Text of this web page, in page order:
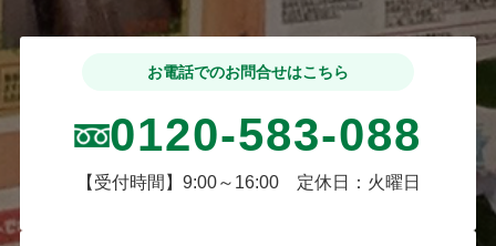
お電話でのお問合せはこちら
0120-583-088
【受付時間】9:00～16:00 定休日：火曜日